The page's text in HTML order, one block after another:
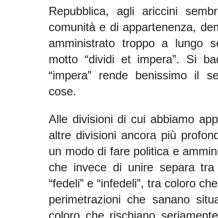
Repubblica, agli ariccini
comunità e di appartenenza,
amministrato troppo a lungo
motto “dividi et impera”. Si
“impera” rende benissimo il
cose.
Alle divisioni di cui abbiamo
altre divisioni ancora più
un modo di fare politica e
che invece di unire separa tra
“fedeli” e “infedeli”, tra coloro
perimetrazioni che sanano
coloro che rischiano